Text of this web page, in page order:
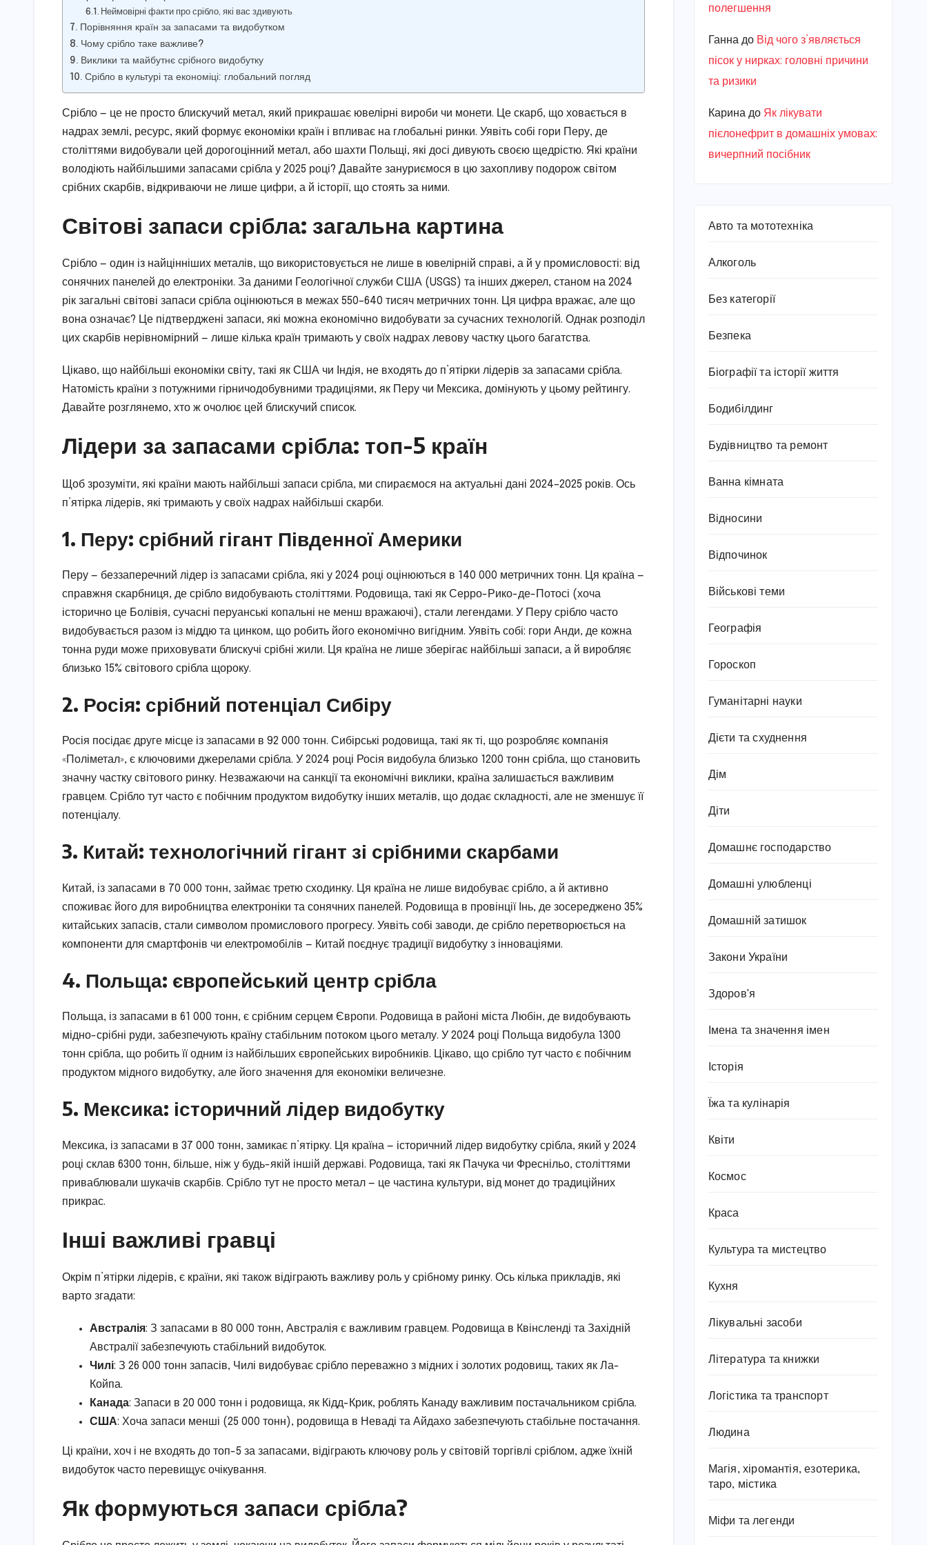
Неймовірні факти про срібло, які вас здивують
Порівняння країн за запасами та видобутком
Чому срібло таке важливе?
Виклики та майбутнє срібного видобутку
Срібло в культурі та економіці: глобальний погляд
Срібло — це не просто блискучий метал, який прикрашає ювелірні вироби чи монети. Це скарб, що ховається в
надрах землі, ресурс, який формує економіки країн і впливає на глобальні ринки. Уявіть собі гори Перу, де
століттями видобували цей дорогоцінний метал, або шахти Польщі, які досі дивують своєю щедрістю. Які країни
володіють найбільшими запасами срібла у 2025 році? Давайте зануриємося в цю захопливу подорож світом
срібних скарбів, відкриваючи не лише цифри, а й історії, що стоять за ними.
Світові запаси срібла: загальна картина
Срібло — один із найцінніших металів, що використовується не лише в ювелірній справі, а й у промисловості: від
сонячних панелей до електроніки. За даними Геологічної служби США (USGS) та інших джерел, станом на 2024
рік загальні світові запаси срібла оцінюються в межах 550–640 тисяч метричних тонн. Ця цифра вражає, але що
вона означає? Це підтверджені запаси, які можна економічно видобувати за сучасних технологій. Однак розподіл
цих скарбів нерівномірний — лише кілька країн тримають у своїх надрах левову частку цього багатства.
Цікаво, що найбільші економіки світу, такі як США чи Індія, не входять до п’ятірки лідерів за запасами срібла.
Натомість країни з потужними гірничодобувними традиціями, як Перу чи Мексика, домінують у цьому рейтингу.
Давайте розглянемо, хто ж очолює цей блискучий список.
Лідери за запасами срібла: топ-5 країн
Щоб зрозуміти, які країни мають найбільші запаси срібла, ми спираємося на актуальні дані 2024–2025 років. Ось
п’ятірка лідерів, які тримають у своїх надрах найбільші скарби.
1. Перу: срібний гігант Південної Америки
Перу — беззаперечний лідер із запасами срібла, які у 2024 році оцінюються в 140 000 метричних тонн. Ця країна —
справжня скарбниця, де срібло видобувають століттями. Родовища, такі як Серро-Рико-де-Потосі (хоча
історично це Болівія, сучасні перуанські копальні не менш вражаючі), стали легендами. У Перу срібло часто
видобувається разом із міддю та цинком, що робить його економічно вигідним. Уявіть собі: гори Анди, де кожна
тонна руди може приховувати блискучі срібні жили. Ця країна не лише зберігає найбільші запаси, а й виробляє
близько 15% світового срібла щороку.
2. Росія: срібний потенціал Сибіру
Росія посідає друге місце із запасами в 92 000 тонн. Сибірські родовища, такі як ті, що розробляє компанія
«Поліметал», є ключовими джерелами срібла. У 2024 році Росія видобула близько 1200 тонн срібла, що становить
значну частку світового ринку. Незважаючи на санкції та економічні виклики, країна залишається важливим
гравцем. Срібло тут часто є побічним продуктом видобутку інших металів, що додає складності, але не зменшує її
потенціалу.
3. Китай: технологічний гігант зі срібними скарбами
Китай, із запасами в 70 000 тонн, займає третю сходинку. Ця країна не лише видобуває срібло, а й активно
споживає його для виробництва електроніки та сонячних панелей. Родовища в провінції Інь, де зосереджено 35%
китайських запасів, стали символом промислового прогресу. Уявіть собі заводи, де срібло перетворюється на
компоненти для смартфонів чи електромобілів — Китай поєднує традиції видобутку з інноваціями.
4. Польща: європейський центр срібла
Польща, із запасами в 61 000 тонн, є срібним серцем Європи. Родовища в районі міста Любін, де видобувають
мідно-срібні руди, забезпечують країну стабільним потоком цього металу. У 2024 році Польща видобула 1300
тонн срібла, що робить її одним із найбільших європейських виробників. Цікаво, що срібло тут часто є побічним
продуктом мідного видобутку, але його значення для економіки величезне.
5. Мексика: історичний лідер видобутку
Мексика, із запасами в 37 000 тонн, замикає п’ятірку. Ця країна — історичний лідер видобутку срібла, який у 2024
році склав 6300 тонн, більше, ніж у будь-якій іншій державі. Родовища, такі як Пачука чи Фреснільо, століттями
приваблювали шукачів скарбів. Срібло тут не просто метал — це частина культури, від монет до традиційних
прикрас.
Інші важливі гравці
Окрім п’ятірки лідерів, є країни, які також відіграють важливу роль у срібному ринку. Ось кілька прикладів, які
варто згадати:
Австралія: З запасами в 80 000 тонн, Австралія є важливим гравцем. Родовища в Квінсленді та Західній
Австралії забезпечують стабільний видобуток.
Чилі: З 26 000 тонн запасів, Чилі видобуває срібло переважно з мідних і золотих родовищ, таких як Ла-
Койпа.
Канада: Запаси в 20 000 тонн і родовища, як Кідд-Крик, роблять Канаду важливим постачальником срібла.
США: Хоча запаси менші (25 000 тонн), родовища в Неваді та Айдахо забезпечують стабільне постачання.
Ці країни, хоч і не входять до топ-5 за запасами, відіграють ключову роль у світовій торгівлі сріблом, адже їхній
видобуток часто перевищує очікування.
Як формуються запаси срібла?
полегшення
Ганнадо Від чого з’являється
пісок у нирках: головні причини
та ризики
Каринадо Як лікувати
пієлонефрит в домашніх умовах:
вичерпний посібник
Авто та мототехніка
Алкоголь
Без категорії
Безпека
Біографії та історії життя
Бодибілдинг
Будівництво та ремонт
Ванна кімната
Відносини
Відпочинок
Військові теми
Географія
Гороскоп
Гуманітарні науки
Дієти та схуднення
Дім
Діти
Домашнє господарство
Домашні улюбленці
Домашній затишок
Закони України
Здоров'я
Імена та значення імен
Історія
Їжа та кулінарія
Квіти
Космос
Краса
Культура та мистецтво
Кухня
Лікувальні засоби
Література та книжки
Логістика та транспорт
Людина
Магія, хіромантія, езотерика,
таро, містика
Міфи та легенди